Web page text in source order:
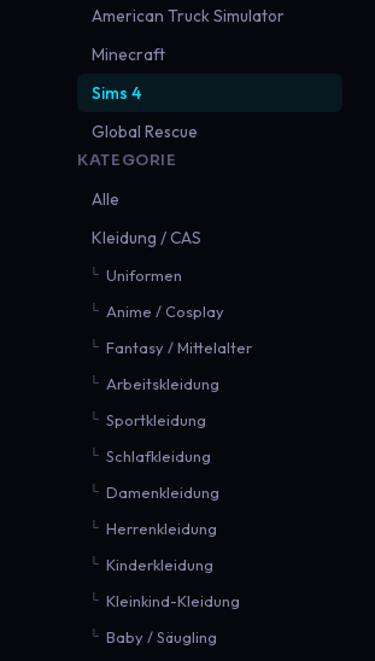
American Truck Simulator
Minecraft
Sims 4
Global Rescue
KATEGORIE
Alle
Kleidung / CAS
Uniformen
Anime / Cosplay
Fantasy / Mittelalter
Arbeitskleidung
Sportkleidung
Schlafkleidung
Damenkleidung
Herrenkleidung
Kinderkleidung
Kleinkind-Kleidung
Baby / Säugling